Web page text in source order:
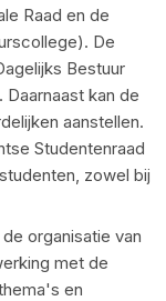
Raad en de
De
Bestuur
kan de
aanstellen.
Studentenraad
zowel bij
organisatie van
met de
en